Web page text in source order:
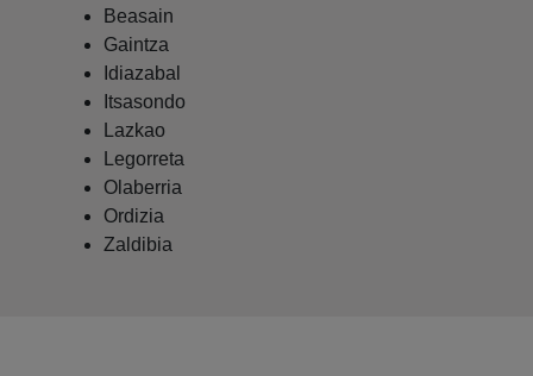
Beasain
Gaintza
Idiazabal
Itsasondo
Lazkao
Legorreta
Olaberria
Ordizia
Zaldibia